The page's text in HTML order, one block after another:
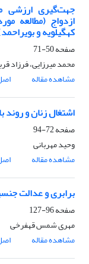
جهت‌گیری ارزشی
ازدواج (مطالعه
کهگیلویه و
صفحه50-71
محمد میرزایی، فرزاد
مشاهده مقاله
اشتغال زنان و
صفحه72-94
وحید مهربانی
مشاهده مقاله
برابری و عدالت
صفحه96-127
مهری شمس قهفرخی
مشاهده مقاله